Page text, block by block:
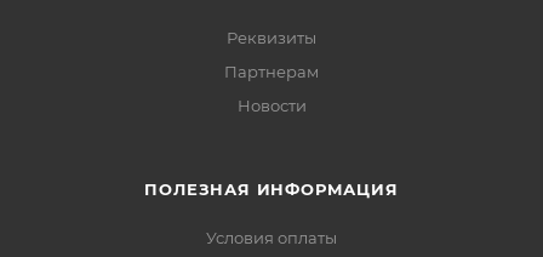
Реквизиты
Партнерам
Новости
ПОЛЕЗНАЯ ИНФОРМАЦИЯ
Условия оплаты